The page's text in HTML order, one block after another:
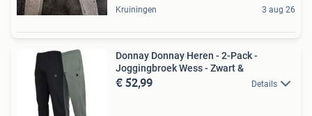
Kruiningen 3 aug 26
Donnay Donnay Heren - 2-Pack -
Joggingbroek Wess - Zwart &
€ 52,99 Details